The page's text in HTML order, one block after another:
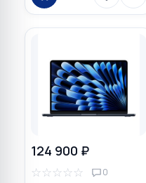
124 900 ₽
☆☆☆☆☆ 0